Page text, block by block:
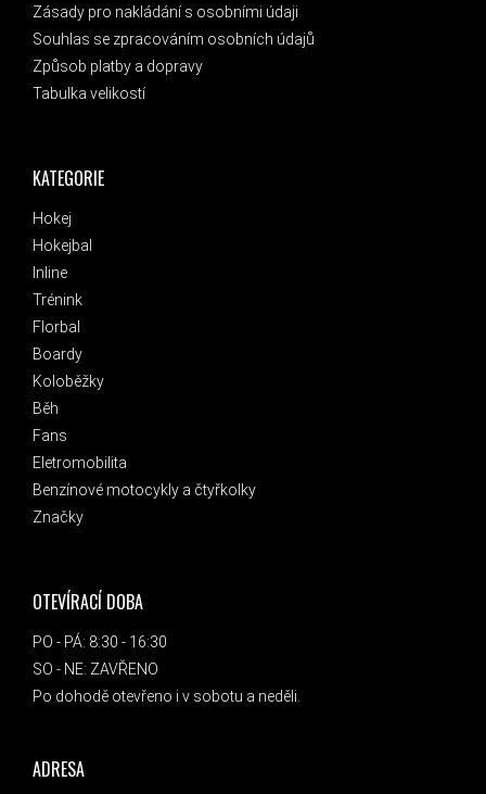
KATEGORIE
Hokej
Hokejbal
Inline
Trénink
Florbal
Boardy
Koloběžky
Běh
Fans
Eletromobilita
Benzínové motocykly a čtyřkolky
Značky
Zásady pro nakládání s osobními údaji
Souhlas se zpracováním osobních údajů
Způsob platby a dopravy
Tabulka velikostí
OTEVÍRACÍ DOBA
PO - PÁ: 8:30 - 16:30
SO - NE: ZAVŘENO
Po dohodě otevřeno i v sobotu a neděli.
ADRESA